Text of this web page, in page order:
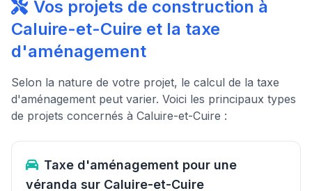
Vos projets de construction à
Caluire-et-Cuire et la taxe
d'aménagement
Selon la nature de votre projet, le calcul de la taxe
d'aménagement peut varier. Voici les principaux types
de projets concernés à Caluire-et-Cuire :
Taxe d'aménagement pour une
véranda sur Caluire-et-Cuire